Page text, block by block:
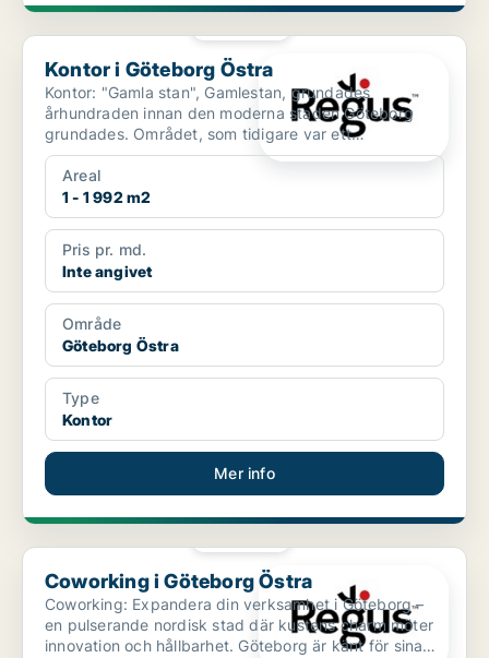
Kontor i Göteborg Östra
Kontor i Göteborg Östra
Kontor: "Gamla stan", Gamlestan, grundades
århundraden innan den moderna staden Göteborg
grundades. Området, som tidigare var ett
industricentrum, håller sna...
Areal
1 - 1 992 m2
Pris pr. md.
Inte angivet
Område
Göteborg Östra
Type
Kontor
Mer info
Coworking i Göteborg Östra
Coworking i Göteborg Östra
Coworking: Expandera din verksamhet i Göteborg –
en pulserande nordisk stad där kustens charm möter
innovation och hållbarhet. Göteborg är känt för sina